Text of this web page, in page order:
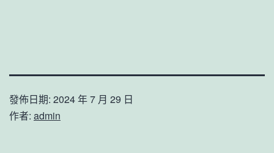
發佈日期: 2024 年 7 月 29 日
作者: admin